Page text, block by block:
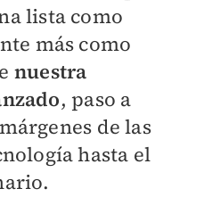
lista como
más como
nuestra
, paso a
de las
hasta el